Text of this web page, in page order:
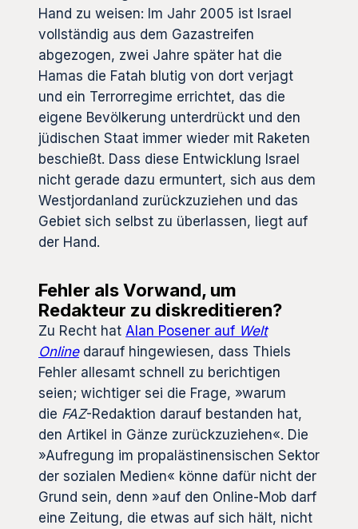
Hand zu weisen: Im Jahr 2005 ist Israel
vollständig aus dem Gazastreifen
abgezogen, zwei Jahre später hat die
Hamas die Fatah blutig von dort verjagt
und ein Terrorregime errichtet, das die
eigene Bevölkerung unterdrückt und den
jüdischen Staat immer wieder mit Raketen
beschießt. Dass diese Entwicklung Israel
nicht gerade dazu ermuntert, sich aus dem
Westjordanland zurückzuziehen und das
Gebiet sich selbst zu überlassen, liegt auf
der Hand.
Fehler als Vorwand, um
Redakteur zu diskreditieren?
Zu Recht hat Alan Posener auf Welt
Onlinedarauf hingewiesen, dass Thiels
Fehler allesamt schnell zu berichtigen
seien; wichtiger sei die Frage, »warum
die FAZ-Redaktion darauf bestanden hat,
den Artikel in Gänze zurückzuziehen«. Die
»Aufregung im propalästinensischen Sektor
der sozialen Medien« könne dafür nicht der
Grund sein, denn »auf den Online-Mob darf
eine Zeitung, die etwas auf sich hält, nicht